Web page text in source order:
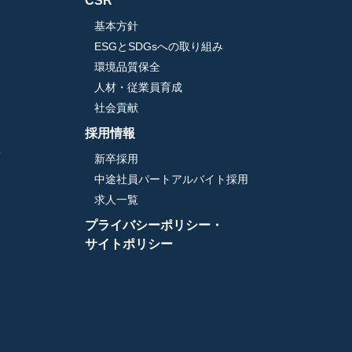
基本方針
ESGとSDGsへの取り組み
環境品質保全
人材・従業員育成
社会貢献
採用情報
新卒採用
中途社員パートアルバイト採用
求人一覧
プライバシーポリシー・
サイトポリシー